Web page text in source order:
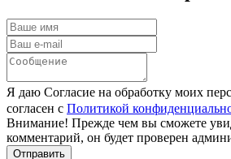
Я даю Согласие на обработку моих
согласен с Политикой
Внимание! Прежде чем вы сможете
комментарий, он будет проверен
Отправить